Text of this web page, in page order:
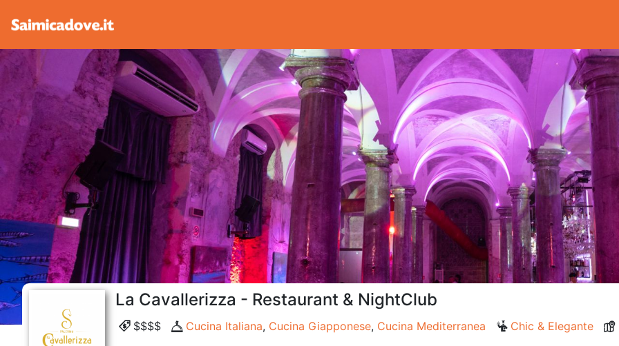
La Cavallerizza - Restaurant & NightClub
$$$$ Cucina Italiana, Cucina Giapponese, Cucina Mediterranea Chic & Elegante